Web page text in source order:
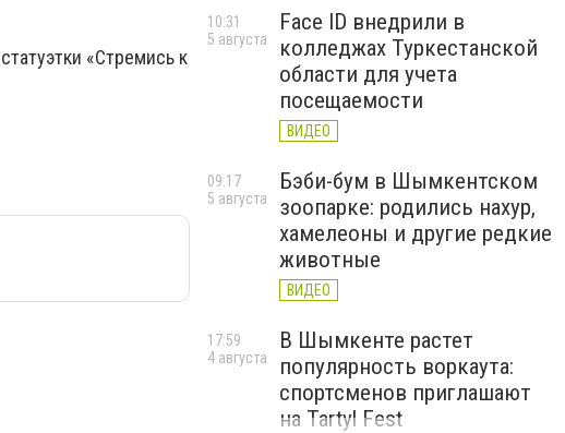
«Стремись к
Face ID внедрили в
колледжах Туркестанской
области для учета
посещаемости
ВИДЕО
10:31
5 августа
Бэби-бум в Шымкентском
зоопарке: родились нахур,
хамелеоны и другие редкие
животные
ВИДЕО
09:17
5 августа
В Шымкенте растет
популярность воркаута:
спортсменов приглашают
на Tartyl Fest
17:59
4 августа